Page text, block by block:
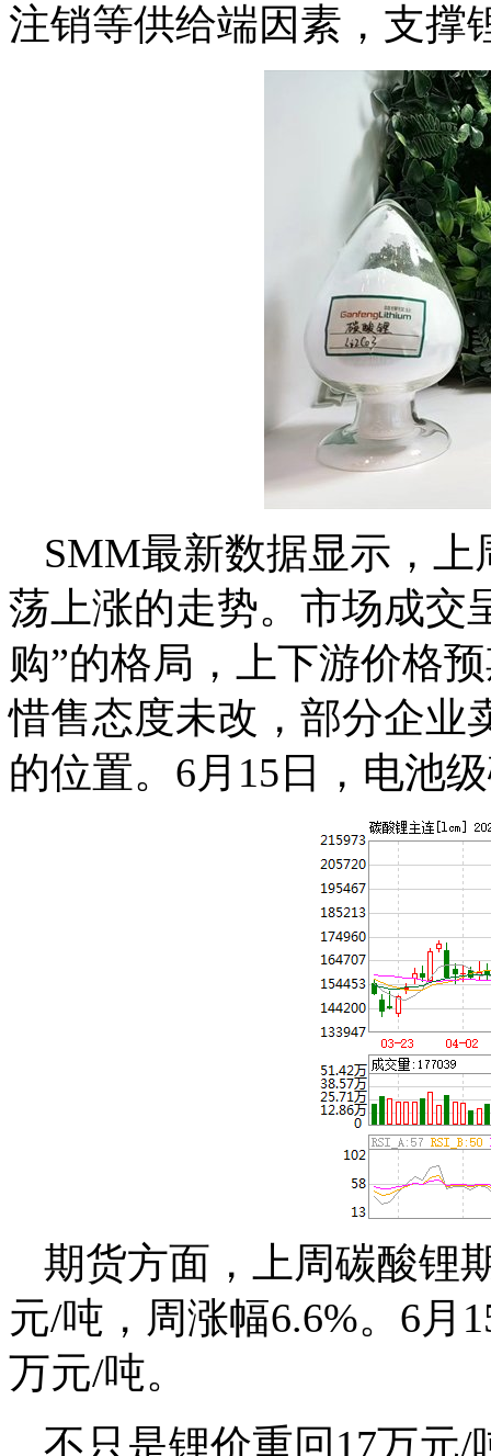
注销等供给端因素，支撑
SMM最新数据显示，
荡上涨的走势。市场成交
购”的格局，上下游价格
惜售态度未改，部分企业
的位置。6月15日，电池
期货方面，上周碳酸锂
元/吨，周涨幅6.6%。6月
万元/吨。
不只是锂价重回17万元